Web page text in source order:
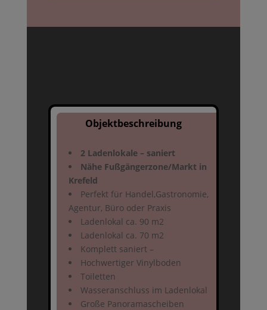
Objektbeschreibung
2 Ladenlokale – saniert
Nähe Fußgängerzone/Markt in
Krefeld
Perfekt für Handel,Gastronomie,
Agentur, Büro oder Praxis
Ladenlokal ca. 90 m2
Ladenlokal ca. 70 m2
Komplett saniert –
Hochwertiger Vinylboden
Toiletten
Wasseranschluss im Ladenlokal
Große Panoramascheiben